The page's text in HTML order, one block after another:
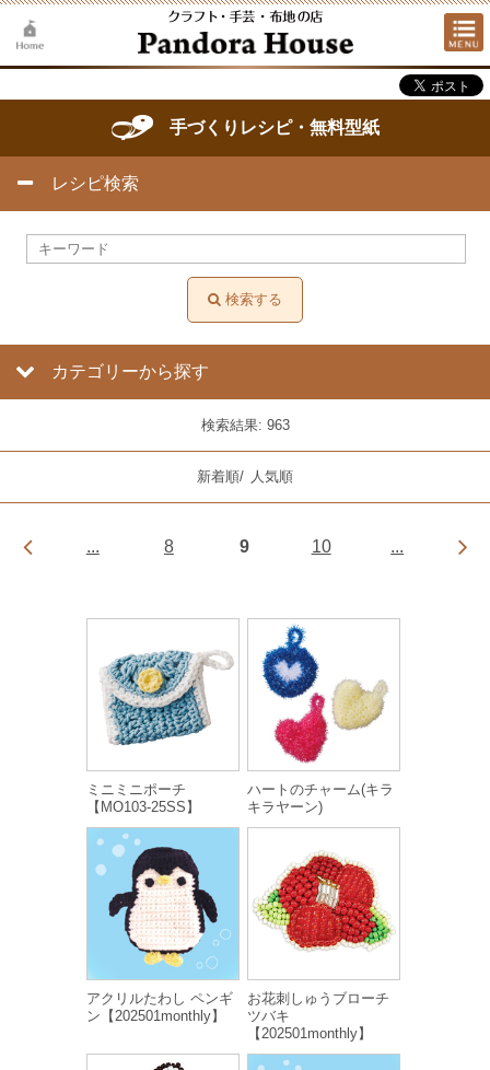
手づくりレシピ・無料型紙
レシピ検索
検索する
カテゴリーから探す
検索結果: 963
新着順/ 人気順
... 8 9 10 ...
ミニミニポーチ
【MO103-25SS】
ハートのチャーム(キラ
キラヤーン)
アクリルたわし ペンギ
ン【202501monthly】
お花刺しゅうブローチ
ツバキ
【202501monthly】